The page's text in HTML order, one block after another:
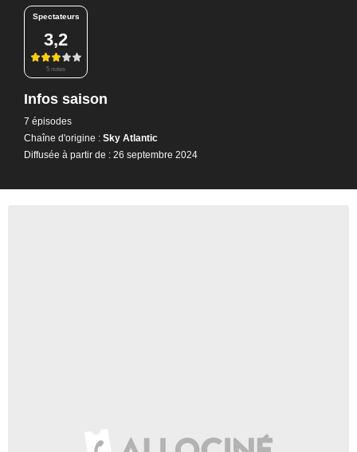
Spectateurs
3,2
5 notes
Infos saison
7 épisodes
Chaîne d'origine : Sky Atlantic
Diffusée à partir de : 26 septembre 2024